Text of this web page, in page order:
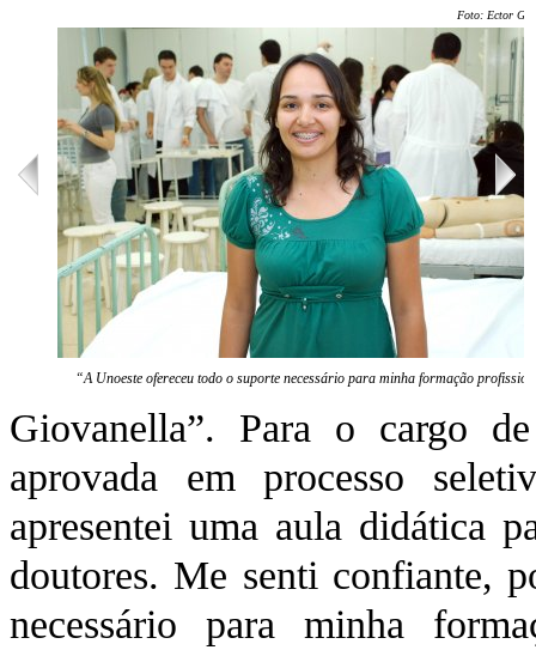
Foto: Ector
“A Unoeste ofereceu todo o suporte necessário para minha formação
Giovanella”. Para o cargo
aprovada em processo
apresentei uma aula didática
doutores. Me senti confiante,
necessário para minha